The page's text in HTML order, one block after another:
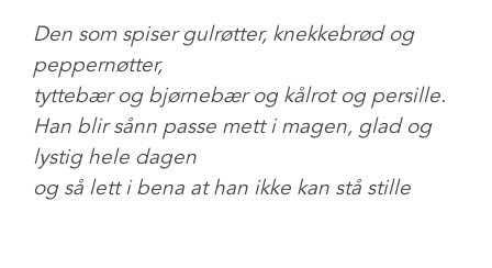
Den som spiser gulrøtter, knekkebrød og
peppernøtter,
tyttebær og bjørnebær og kålrot og persille.
Han blir sånn passe mett i magen, glad og
lystig hele dagen
og så lett i bena at han ikke kan stå stille